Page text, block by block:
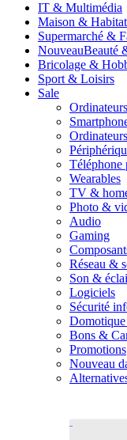
IT & Multimédia
Maison & Habitat
Supermarché &
NouveauBeauté
Bricolage &
Sport & Loisirs
Sale
Téléphone
Wearables
TV &
Photo &
Audio
Gaming
Réseau &
Son &
Logiciels
Sécurité
Bons &
Promotions
Nouveau